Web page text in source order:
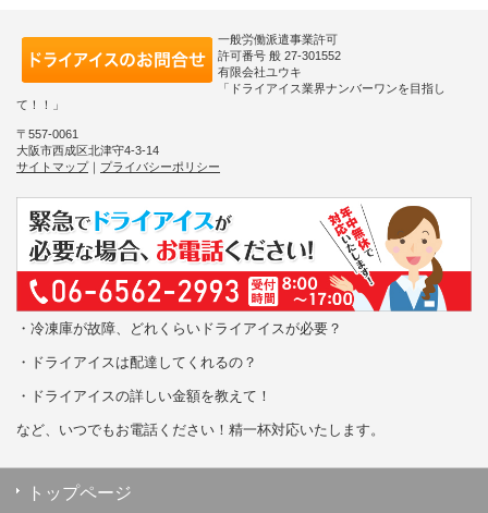
一般労働派遣事業許可
許可番号 般 27-301552
有限会社ユウキ
「ドライアイス業界ナンバーワンを目指し
て！！」
〒557-0061
大阪市西成区北津守4-3-14
サイトマップ
プライバシーポリシー
・冷凍庫が故障、どれくらいドライアイスが必要？
・ドライアイスは配達してくれるの？
・ドライアイスの詳しい金額を教えて！
など、いつでもお電話ください！精一杯対応いたします。
トップページ